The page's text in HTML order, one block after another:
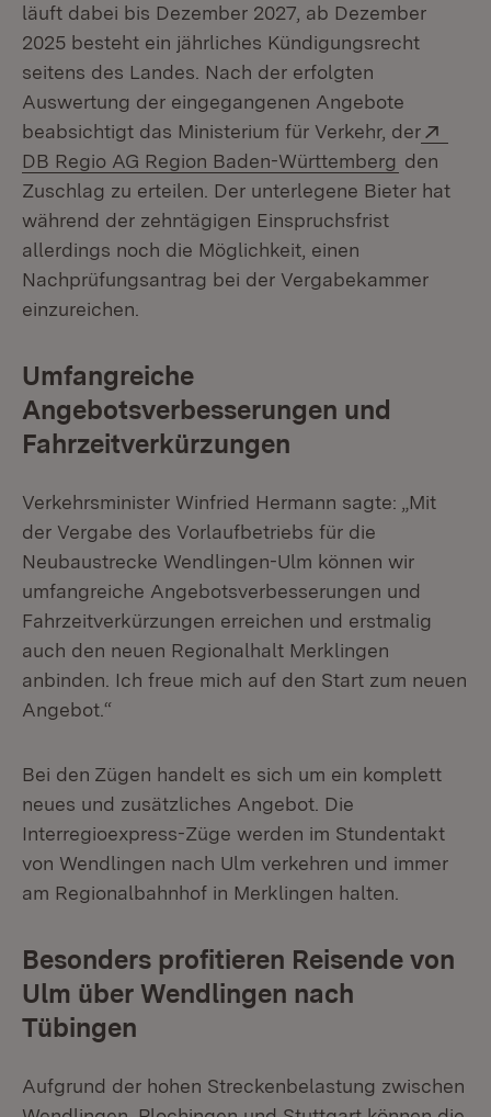
läuft dabei bis Dezember 2027, ab Dezember
2025 besteht ein jährliches Kündigungsrecht
seitens des Landes. Nach der erfolgten
Auswertung der eingegangenen Angebote
beabsichtigt das Ministerium für Verkehr, der
DB Regio AG Region Baden-Württemberg (Öffnet in
den
Zuschlag zu erteilen. Der unterlegene Bieter hat
während der zehntägigen Einspruchsfrist
allerdings noch die Möglichkeit, einen
Nachprüfungsantrag bei der Vergabekammer
einzureichen.
Umfangreiche
Angebotsverbesserungen und
Fahrzeitverkürzungen
Verkehrsminister Winfried Hermann sagte: „Mit
der Vergabe des Vorlaufbetriebs für die
Neubaustrecke Wendlingen-Ulm können wir
umfangreiche Angebotsverbesserungen und
Fahrzeitverkürzungen erreichen und erstmalig
auch den neuen Regionalhalt Merklingen
anbinden. Ich freue mich auf den Start zum neuen
Angebot.“
Bei den Zügen handelt es sich um ein komplett
neues und zusätzliches Angebot. Die
Interregioexpress-Züge werden im Stundentakt
von Wendlingen nach Ulm verkehren und immer
am Regionalbahnhof in Merklingen halten.
Besonders profitieren Reisende von
Ulm über Wendlingen nach
Tübingen
Aufgrund der hohen Streckenbelastung zwischen